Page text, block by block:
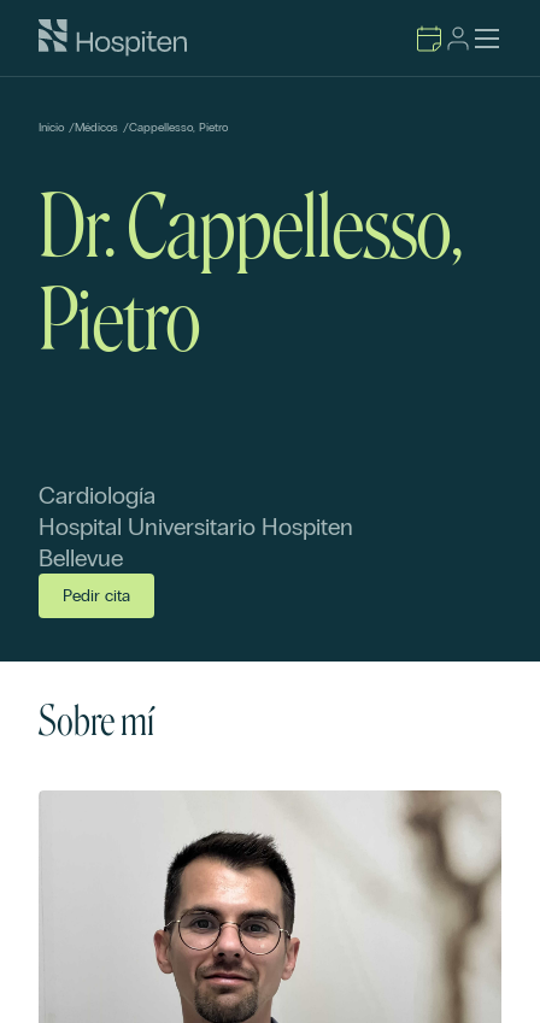
Inicio /Médicos /Cappellesso, Pietro
Dr. Cappellesso,
Pietro
Cardiología
Hospital Universitario Hospiten
Bellevue
Pedir cita
Sobre mí